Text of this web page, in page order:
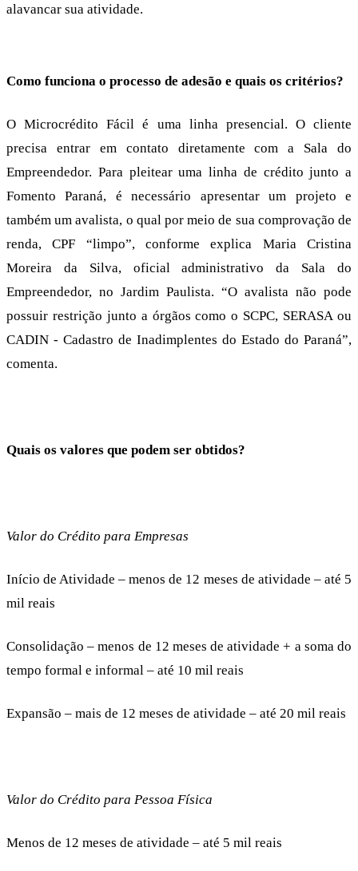
alavancar sua atividade.
Como funciona o processo de adesão e quais os critérios?
O Microcrédito Fácil é uma linha presencial. O cliente
precisa entrar em contato diretamente com a Sala do
Empreendedor. Para pleitear uma linha de crédito junto a
Fomento Paraná, é necessário apresentar um projeto e
também um avalista, o qual por meio de sua comprovação de
renda, CPF “limpo”, conforme explica Maria Cristina
Moreira da Silva, oficial administrativo da Sala do
Empreendedor, no Jardim Paulista. “O avalista não pode
possuir restrição junto a órgãos como o SCPC, SERASA ou
CADIN - Cadastro de Inadimplentes do Estado do Paraná”,
comenta.
Quais os valores que podem ser obtidos?
Valor do Crédito para Empresas
Início de Atividade – menos de 12 meses de atividade – até 5
mil reais
Consolidação – menos de 12 meses de atividade + a soma do
tempo formal e informal – até 10 mil reais
Expansão – mais de 12 meses de atividade – até 20 mil reais
Valor do Crédito para Pessoa Física
Menos de 12 meses de atividade – até 5 mil reais